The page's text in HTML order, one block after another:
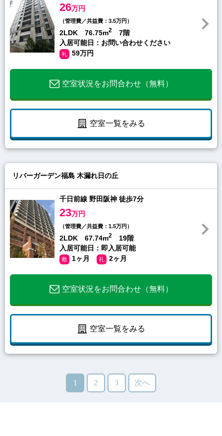
26万円
（管理費／共益費：3.5万円）
2LDK 76.75m2
7階
入居可能日：お問い合わせください
礼 59万円
空室状況をお問合わせ（無料）
空室一覧をみる
リバーガーデン福島 木漏れ日の丘
千日前線 野田阪神 徒歩7分
23万円
（管理費／共益費：1.5万円）
2LDK 67.74m2
19階
入居可能日：即入居可能
敷 1ヶ月 礼 2ヶ月
空室状況をお問合わせ（無料）
空室一覧をみる
1 2 3 次へ